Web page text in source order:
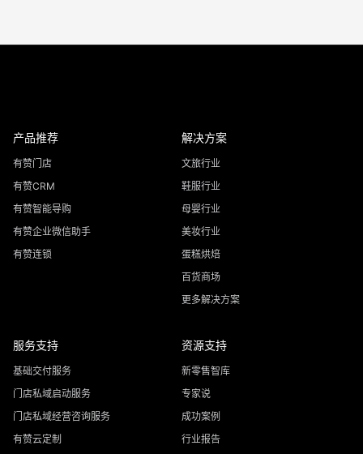
产品推荐
有赞门店
有赞CRM
有赞智能导购
有赞企业微信助手
有赞连锁
解决方案
文旅行业
鞋服行业
母婴行业
美妆行业
蛋糕烘焙
百货商场
更多解决方案
服务支持
基础交付服务
门店私域启动服务
门店私域经营咨询服务
有赞云定制
资源支持
新零售智库
专家说
成功案例
行业报告